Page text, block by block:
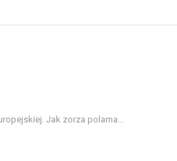
Jak zorza polarna...